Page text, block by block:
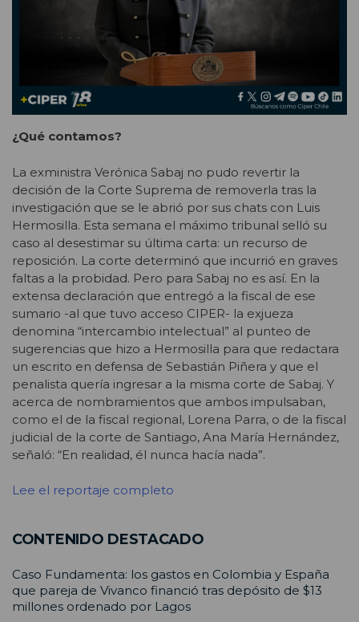
¿Qué contamos?
La exministra Verónica Sabaj no pudo revertir la
decisión de la Corte Suprema de removerla tras la
investigación que se le abrió por sus chats con Luis
Hermosilla. Esta semana el máximo tribunal selló su
caso al desestimar su última carta: un recurso de
reposición. La corte determinó que incurrió en graves
faltas a la probidad. Pero para Sabaj no es así. En la
extensa declaración que entregó a la fiscal de ese
sumario -al que tuvo acceso CIPER- la exjueza
denomina “intercambio intelectual” al punteo de
sugerencias que hizo a Hermosilla para que redactara
un escrito en defensa de Sebastián Piñera y que el
penalista quería ingresar a la misma corte de Sabaj. Y
acerca de nombramientos que ambos impulsaban,
como el de la fiscal regional, Lorena Parra, o de la fiscal
judicial de la corte de Santiago, Ana María Hernández,
señaló: “En realidad, él nunca hacía nada”.
Lee el reportaje completo
CONTENIDO DESTACADO
Caso Fundamenta: los gastos en Colombia y España
que pareja de Vivanco financió tras depósito de $13
millones ordenado por Lagos